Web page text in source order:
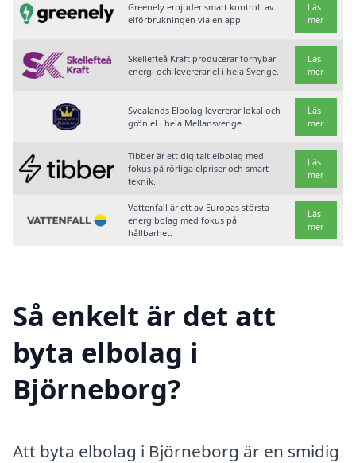
Greenely erbjuder smart kontroll av
elförbrukningen via en app.
Läs
mer
Skellefteå Kraft producerar förnybar
energi och levererar el i hela Sverige.
Läs
mer
Svealands Elbolag levererar lokal och
grön el i hela Mellansverige.
Läs
mer
Tibber är ett digitalt elbolag med
fokus på rörliga elpriser och smart
teknik.
Läs
mer
Vattenfall är ett av Europas största
energibolag med fokus på
hållbarhet.
Läs
mer
Så enkelt är det att
byta elbolag i
Björneborg?
Att byta elbolag i Björneborg är en smidig